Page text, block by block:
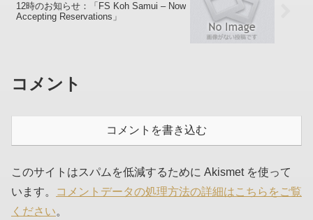
12時のお知らせ：「FS Koh Samui – Now
Accepting Reservations」
コメント
コメントを書き込む
このサイトはスパムを低減するために Akismet を使って
います。
コメントデータの処理方法の詳細はこちらをご覧
ください。